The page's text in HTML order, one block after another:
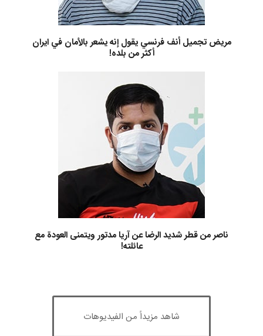
مريض تجميل أنف فرنسي يقول إنه يشعر بالأمان في ايران
أكثر من بلده!
ناصر من قطر شديد الرضا عن آريا مدتور ويتمنى العودة مع
عائلته!
شاهد مزيداً من الفيديوهات